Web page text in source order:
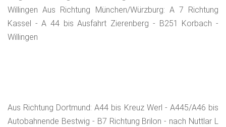
Denkmal oder in den anderen an der Hauptstraße
befindlichen Lokalen ist Gelegenheit bei einer Radler-
Limonade die zurückgelegten Touren Revue passieren zu
Willingen Aus Richtung München/Würzburg: A 7 Richtung
Kassel - A 44 bis Ausfahrt Zierenberg - B251 Korbach -
Willingen
Aus Richtung Dortmund: A44 bis Kreuz Werl - A445/A46 bis
Autobahnende Bestwig - B7 Richtung Brilon - nach Nuttlar L